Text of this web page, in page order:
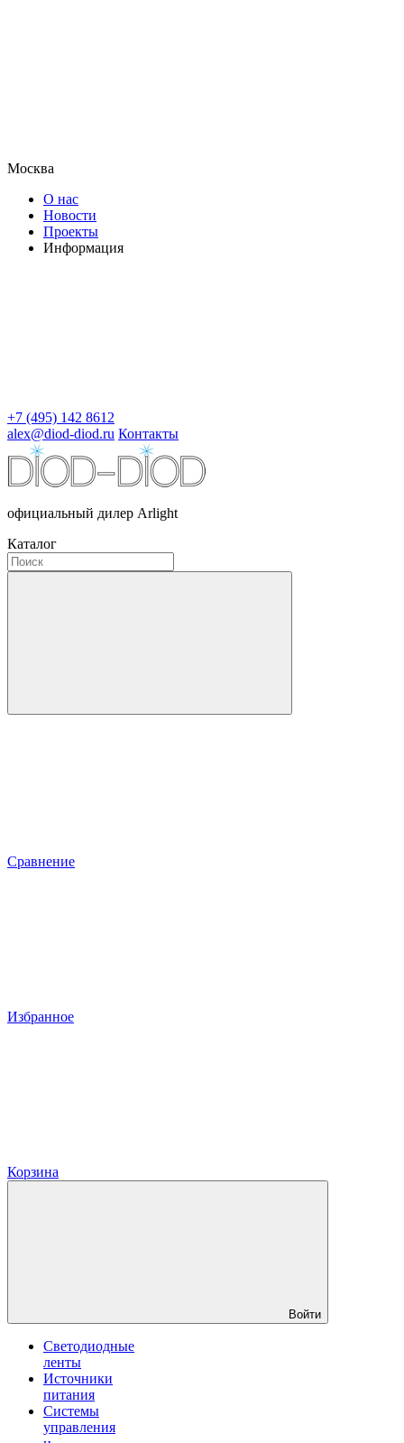
Москва
О нас
Новости
Проекты
Информация
+7 (495) 142 8612
alex@diod-diod.ru Контакты
официальный дилер Arlight
Каталог
Сравнение
Избранное
Корзина
Войти
Светодиодные
ленты
Источники
питания
Системы
управления